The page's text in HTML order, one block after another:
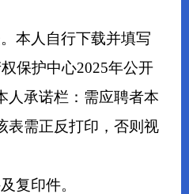
。本人自行下载并填写
保护中心2025年公开
人承诺栏：需应聘者本
表需正反打印，否则视
复印件。